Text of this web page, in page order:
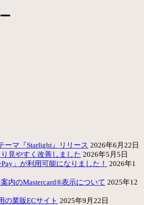
ーマ『Starlight』リリース 2026年6月22日
見やすく改善しました 2026年5月5日
」が利用可能になりました！
2026年1
内のMastercard®表示について 2025年12
の業販ECサイト 2025年9月22日